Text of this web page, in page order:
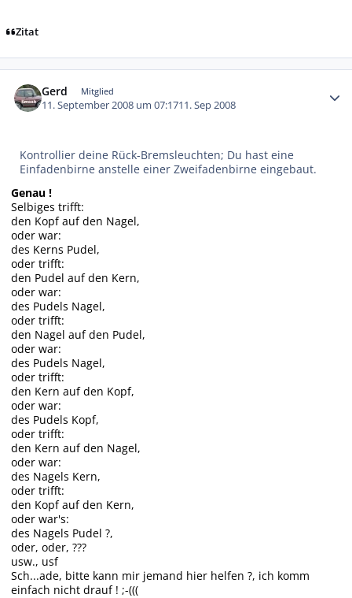
Zitat
Gerd Mitglied
11. September 2008 um 07:1711. Sep 2008
Kontrollier deine Rück-Bremsleuchten; Du hast eine
Einfadenbirne anstelle einer Zweifadenbirne eingebaut.
Genau !
Selbiges trifft:
den Kopf auf den Nagel,
oder war:
des Kerns Pudel,
oder trifft:
den Pudel auf den Kern,
oder war:
des Pudels Nagel,
oder trifft:
den Nagel auf den Pudel,
oder war:
des Pudels Nagel,
oder trifft:
den Kern auf den Kopf,
oder war:
des Pudels Kopf,
oder trifft:
den Kern auf den Nagel,
oder war:
des Nagels Kern,
oder trifft:
den Kopf auf den Kern,
oder war's:
des Nagels Pudel ?,
oder, oder, ???
usw., usf
Sch...ade, bitte kann mir jemand hier helfen ?, ich komm
einfach nicht drauf ! ;-(((